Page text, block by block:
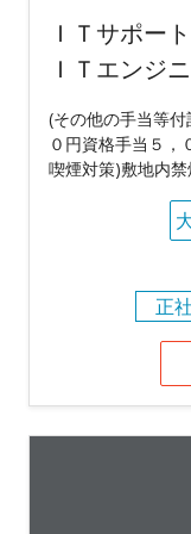
ＩＴサポー
ＩＴエンジ
(その他の手当等
０円資格手当５，
喫煙対策)敷地内
正